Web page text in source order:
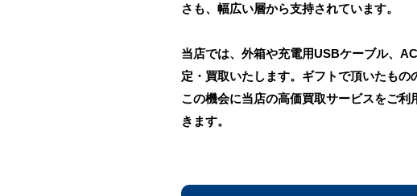
さも、幅広い層から支持されています。
当店では、外箱や充電用USBケーブル、
定・買取いたします。ギフトで頂いたも
この機会に当店の高価買取サービスをご
きます。